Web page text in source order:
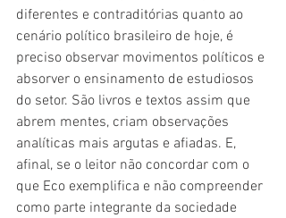
diferentes e contraditórias quanto ao
cenário político brasileiro de hoje, é
preciso observar movimentos políticos e
absorver o ensinamento de estudiosos
do setor. São livros e textos assim que
abrem mentes, criam observações
analíticas mais argutas e afiadas. E,
afinal, se o leitor não concordar com o
que Eco exemplifica e não compreender
como parte integrante da sociedade